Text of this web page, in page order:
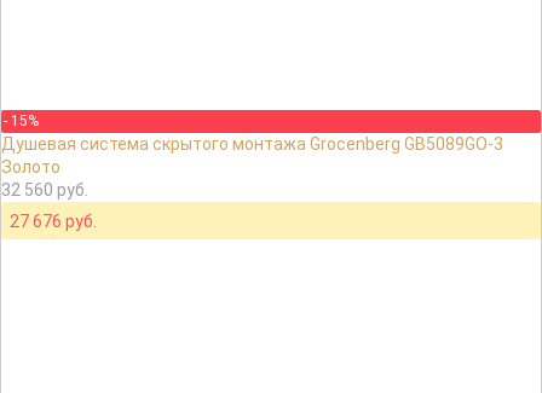
- 15%
Душевая система скрытого монтажа Grocenberg GB5089GO-3
Золото
32 560 руб.
27 676 руб.